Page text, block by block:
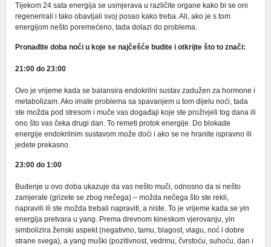
Tijekom 24 sata energija se usmjerava u različite organe kako bi se oni
regenerirali i tako obavljali svoj posao kako treba. Ali, ako je s tom
energijom nešto poremećeno, tada dolazi do problema.
Pronađite doba noći u koje se najčešće budite i otkrijte što to znači:
21:00 do 23:00
Ovo je vrijeme kada se balansira endokrilni sustav zadužen za hormone i
metabolizam. Ako imate problema sa spavanjem u tom dijelu noći, tada
ste možda pod stresom i muče vas događaji koje ste proživjeli tog dana ili
ono što vas čeka drugi dan. To remeti protok energije. Do blokade
energije endokrilnim sustavom može doći i ako se ne hranite ispravno ili
jedete prekasno.
23:00 do 1:00
Buđenje u ovo doba ukazuje da vas nešto muči, odnosno da si nešto
zamjerate (grizete se zbog nečega) – možda nečega što ste rekli,
napravili ili ste možda trebali napraviti, a niste. To je vrijeme kada se yin
energija pretvara u yang. Prema drevnom kineskom vjerovanju, yin
simbolizira ženski aspekt (negativno, tamu, blagost, vlagu, noć i dobre
strane svega), a yang muški (pozitivnost, vedrinu, čvrstoću, suhoću, dan i